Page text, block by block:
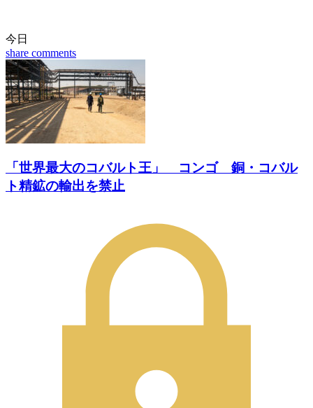
今日
share comments
「世界最大のコバルト王」 コンゴ 銅・コバル
ト精鉱の輸出を禁止